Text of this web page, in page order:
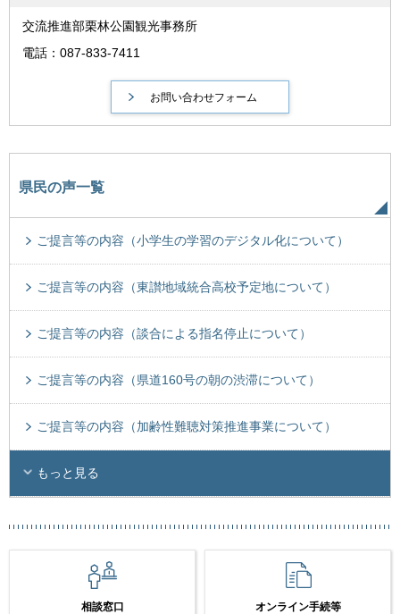
交流推進部栗林公園観光事務所
電話：087-833-7411
県民の声一覧
ご提言等の内容（小学生の学習のデジタル化について）
ご提言等の内容（東讃地域統合高校予定地について）
ご提言等の内容（談合による指名停止について）
ご提言等の内容（県道160号の朝の渋滞について）
ご提言等の内容（加齢性難聴対策推進事業について）
もっと見る
相談窓口 オンライン手続等